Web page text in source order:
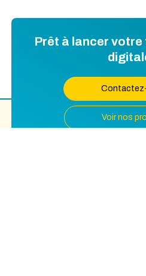
Prêt à lancer
Voir nos